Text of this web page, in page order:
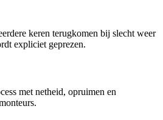
keren terugkomen bij slecht weer
expliciet geprezen.
met netheid, opruimen en